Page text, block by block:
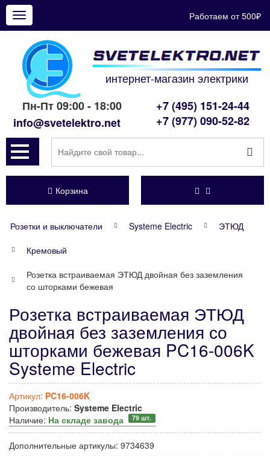
Показать
меню
Работаем от 500₽
интернет-магазин электрики
Пн-Пт 09:00 - 18:00
info@svetelektro.net
+7 (495) 151-24-44
+7 (977) 090-52-82
Корзина
Розетки и выключатели Systeme Electric
ЭТЮД
Кремовый
Розетка встраиваемая ЭТЮД двойная без заземления
со шторками бежевая
Розетка встраиваемая ЭТЮД
двойная без заземления со
шторками бежевая PC16-006K
Systeme Electric
Артикул: PC16-006K
Производитель: Systeme Electric
Наличие: На складе завода 79 шт.
Дополнительные артикулы: 9734639